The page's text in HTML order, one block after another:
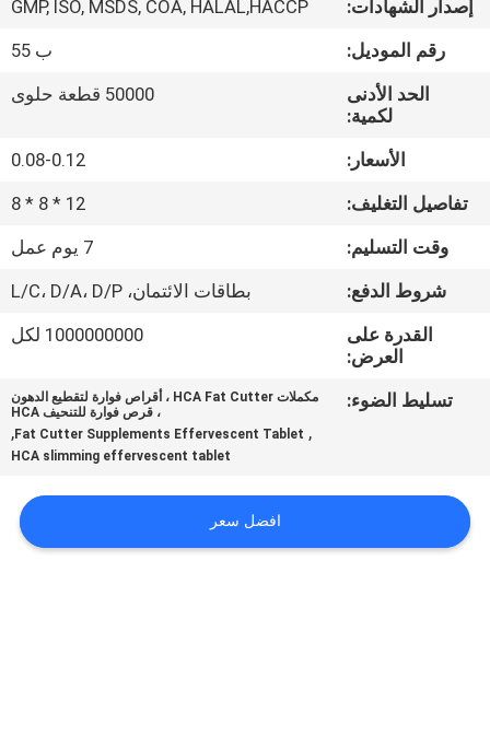
جولة
المعمل
ضبط
الجودة
جميع
إصدار الشهادات:
GMP, ISO, MSDS, COA, HALAL,HACCP
رقم الموديل:
ب 55
الحد الأدنى
لكمية:
50000 قطعة حلوى
الأسعار:
0.08-0.12
تفاصيل التغليف:
12 * 8 * 8
وقت التسليم:
7 يوم عمل
شروط الدفع:
بطاقات الائتمان، L/C، D/A، D/P
القدرة على
العرض:
1000000000 لكل
تسليط الضوء:
مكملات HCA Fat Cutter ، أقراص فوارة لتقطيع الدهون
، قرص فوارة للتنحيف HCA
,
Fat Cutter Supplements Effervescent Tablet
,
HCA slimming effervescent tablet
افضل سعر